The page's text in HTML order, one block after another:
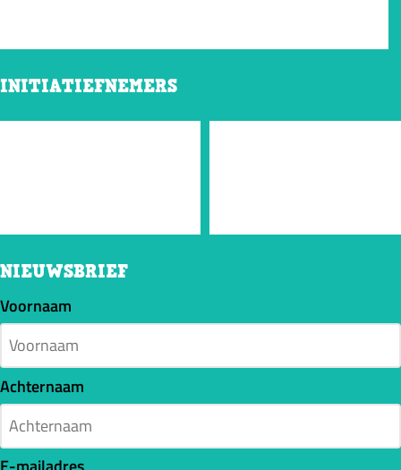
INITIATIEFNEMERS
NIEUWSBRIEF
Voornaam
Achternaam